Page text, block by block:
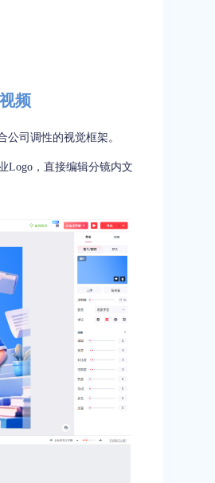
频
公司调性的视觉框架。
Logo，直接编辑分镜内文